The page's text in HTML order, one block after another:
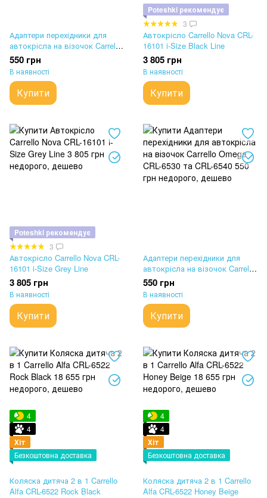
Адаптери перехідники для
автокрісла на візочок Carrello
Alfa CRL-5508/Ultra CRL-6525
550 грн
В наявності
Купити
Poteshki рекомендує
3
Автокрісло Carrello Nova CRL-
16101 i-Size Black Line
3 805 грн
В наявності
Купити
Poteshki рекомендує
3
Автокрісло Carrello Nova CRL-
16101 i-Size Grey Line
3 805 грн
В наявності
Купити
Адаптери перехідники для
автокрісла на візочок Carrello
Omega CRL-6530 та CRL-6540
550 грн
В наявності
Купити
4
4
Хіт
Безкоштовна доставка
Коляска дитяча 2 в 1 Carrello
Alfa CRL-6522 Rock Black
4
4
Хіт
Безкоштовна доставка
Коляска дитяча 2 в 1 Carrello
Alfa CRL-6522 Honey Beige